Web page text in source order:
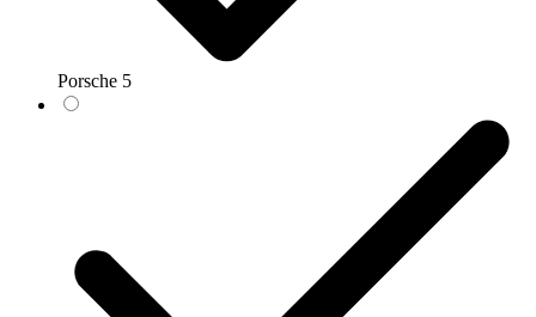
Porsche 5